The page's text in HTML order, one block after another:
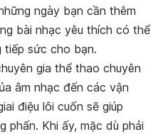
ngày bạn cần thêm
bài nhạc yêu thích có thể
tiếp sức cho bạn.
gia thể thao chuyên
âm nhạc đến các vận
điệu lôi cuốn sẽ giúp
phấn. Khi ấy, mặc dù phải